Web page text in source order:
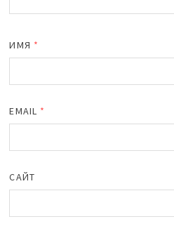
ИМЯ *
EMAIL *
САЙТ